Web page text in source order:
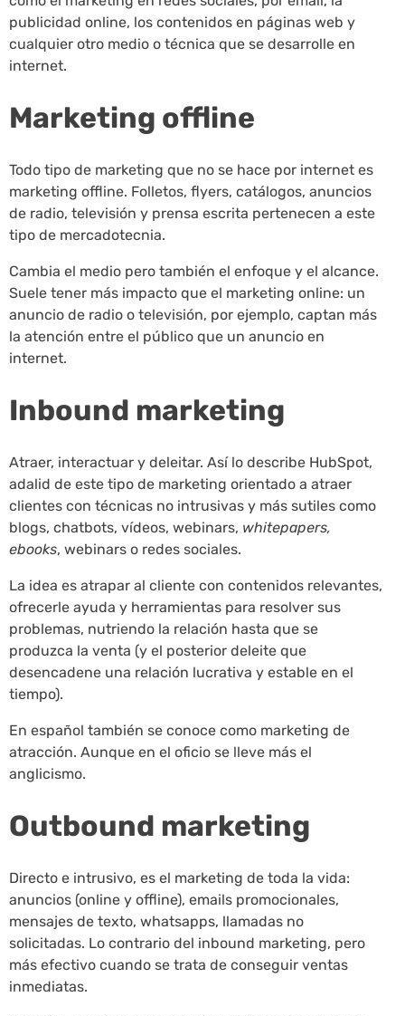
publicidad online, los contenidos en páginas web y
cualquier otro medio o técnica que se desarrolle en
internet.
Marketing offline
Todo tipo de marketing que no se hace por internet es
marketing offline. Folletos, flyers, catálogos, anuncios
de radio, televisión y prensa escrita pertenecen a este
tipo de mercadotecnia.
Cambia el medio pero también el enfoque y el alcance.
Suele tener más impacto que el marketing online: un
anuncio de radio o televisión, por ejemplo, captan más
la atención entre el público que un anuncio en
internet.
Inbound marketing
Atraer, interactuar y deleitar. Así lo describe HubSpot,
adalid de este tipo de marketing orientado a atraer
clientes con técnicas no intrusivas y más sutiles como
blogs, chatbots, vídeos, webinars, whitepapers,
ebooks, webinars o redes sociales.
La idea es atrapar al cliente con contenidos relevantes,
ofrecerle ayuda y herramientas para resolver sus
problemas, nutriendo la relación hasta que se
produzca la venta (y el posterior deleite que
desencadene una relación lucrativa y estable en el
tiempo).
En español también se conoce como marketing de
atracción. Aunque en el oficio se lleve más el
anglicismo.
Outbound marketing
Directo e intrusivo, es el marketing de toda la vida:
anuncios (online y offline), emails promocionales,
mensajes de texto, whatsapps, llamadas no
solicitadas. Lo contrario del inbound marketing, pero
más efectivo cuando se trata de conseguir ventas
inmediatas.